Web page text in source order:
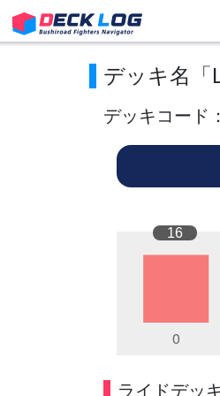
デッキ名「
デッキコード
16
ライドデッ